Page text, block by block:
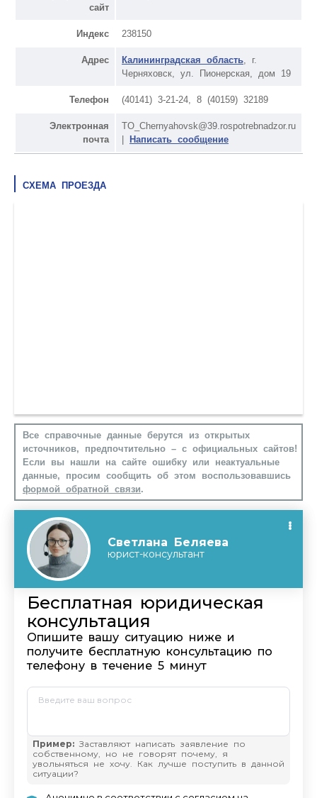
сайт
Индекс 238150
Адрес Калининградская область , г.
Черняховск, ул. Пионерская, дом 19
Телефон (40141) 3-21-24, 8 (40159) 32189
Электронная
почта
TO_Chernyahovsk@39.rospotrebnadzor.ru
Написать сообщение
СХЕМА ПРОЕЗДА
Все справочные данные берутся из открытых
источников, предпочтительно – с официальных сайтов!
Если вы нашли на сайте ошибку или неактуальные
данные, просим сообщить об этом воспользовавшись
формой обратной связи.